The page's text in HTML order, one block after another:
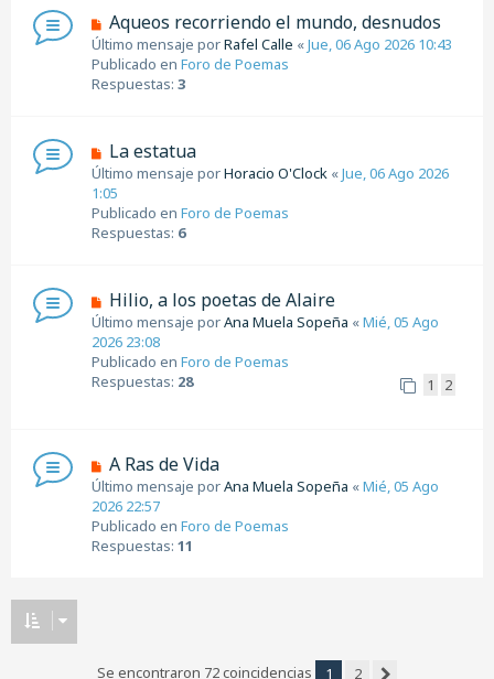
s
a
j
e
N
u
e
v
n
s
a
j
e
Aqueos recorriendo el mundo, desnudos
Último mensaje porRafel Calle «Jue, 06 Ago 2026 10:43
Publicado en Foro de Poemas
Respuestas: 3
N
u
e
v
o
s
a
j
e
La estatua
Último mensaje porHoracio O'Clock «Jue, 06 Ago 2026
1:05
Publicado en Foro de Poemas
Respuestas: 6
N
u
e
v
o
a
j
e
Hilio, a los poetas de Alaire
Último mensaje porAna Muela Sopeña «Mié, 05 Ago
2026 23:08
Publicado en Foro de Poemas
Respuestas: 28 1 2
N
u
e
v
o
A Ras de Vida
Último mensaje porAna Muela Sopeña «Mié, 05 Ago
2026 22:57
Publicado en Foro de Poemas
Respuestas: 11
Se encontraron 72 coincidencias 1 2